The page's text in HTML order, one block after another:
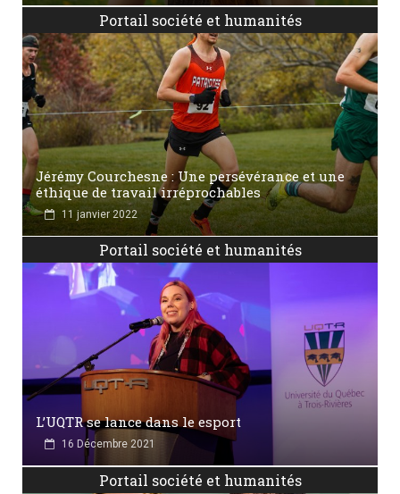
Portail société et humanités
Jérémy Courchesne : Une persévérance et une
éthique de travail irréprochables
11 janvier 2022
Portail société et humanités
L’UQTR se lance dans le esport
16 Décembre 2021
Portail société et humanités